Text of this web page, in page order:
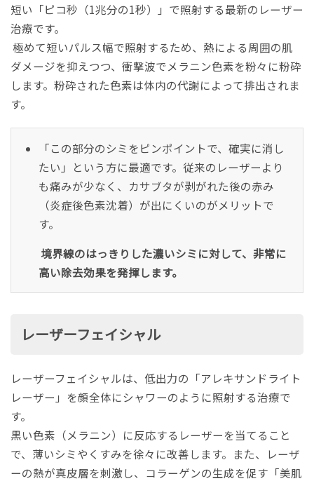
短い「ピコ秒（1兆分の1秒）」で照射する最新のレーザー
治療です。
極めて短いパルス幅で照射するため、熱による周囲の肌
ダメージを抑えつつ、衝撃波でメラニン色素を粉々に粉砕
します。粉砕された色素は体内の代謝によって排出されま
す。
「この部分のシミをピンポイントで、確実に消し
たい」という方に最適です。従来のレーザーより
も痛みが少なく、カサブタが剥がれた後の赤み
（炎症後色素沈着）が出にくいのがメリットで
す。
境界線のはっきりした濃いシミに対して、非常に
高い除去効果を発揮します。
レーザーフェイシャル
レーザーフェイシャルは、低出力の「アレキサンドライト
レーザー」を顔全体にシャワーのように照射する治療で
す。
黒い色素（メラニン）に反応するレーザーを当てること
で、薄いシミやくすみを徐々に改善します。また、レーザ
ーの熱が真皮層を刺激し、コラーゲンの生成を促す「美肌